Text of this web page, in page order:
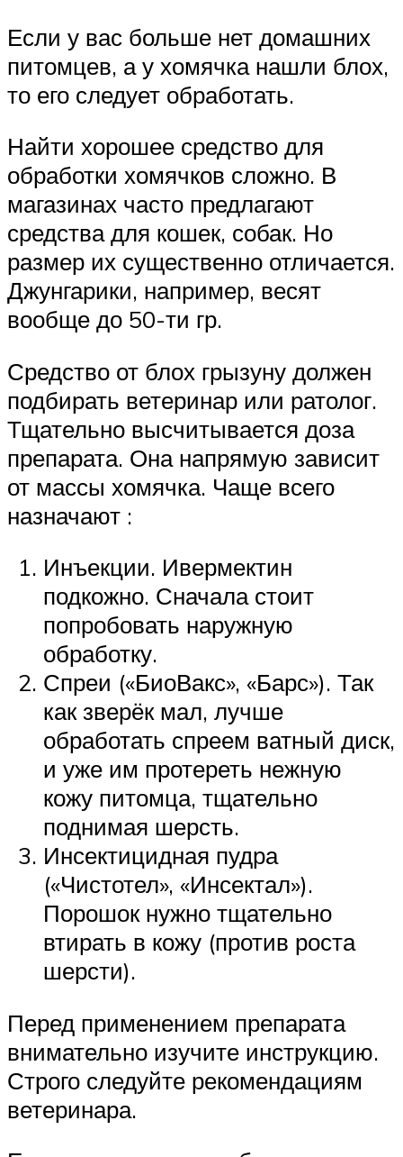
Если у вас больше нет домашних
питомцев, а у хомячка нашли блох,
то его следует обработать.
Найти хорошее средство для
обработки хомячков сложно. В
магазинах часто предлагают
средства для кошек, собак. Но
размер их существенно отличается.
Джунгарики, например, весят
вообще до 50-ти гр.
Средство от блох грызуну должен
подбирать ветеринар или ратолог.
Тщательно высчитывается доза
препарата. Она напрямую зависит
от массы хомячка. Чаще всего
назначают :
Инъекции. Ивермектин
подкожно. Сначала стоит
попробовать наружную
обработку.
Спреи («БиоВакс», «Барс»). Так
как зверёк мал, лучше
обработать спреем ватный диск,
и уже им протереть нежную
кожу питомца, тщательно
поднимая шерсть.
Инсектицидная пудра
(«Чистотел», «Инсектал»).
Порошок нужно тщательно
втирать в кожу (против роста
шерсти).
Перед применением препарата
внимательно изучите инструкцию.
Строго следуйте рекомендациям
ветеринара.